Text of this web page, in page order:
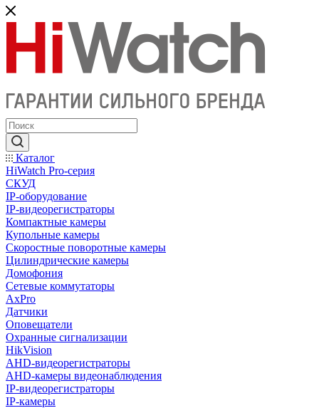
Каталог
HiWatch Pro-серия
CКУД
IP-оборудование
IP-видеорегистраторы
Компактные камеры
Купольные камеры
Скоростные поворотные камеры
Цилиндрические камеры
Домофония
Сетевые коммутаторы
AxPro
Датчики
Оповещатели
Охранные сигнализации
HikVision
AHD-видеорегистраторы
AHD-камеры видеонаблюдения
IP-видеорегистраторы
IP-камеры